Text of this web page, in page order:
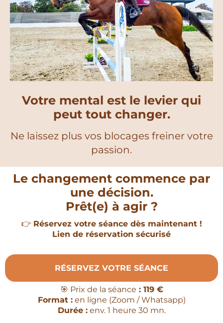
Votre mental est le levier qui
peut tout changer.
Ne laissez plus vos blocages freiner votre
passion.
Le changement commence par
une décision.
Prêt(e) à agir ?
👉 Réservez votre séance dès maintenant !
Lien de réservation sécurisé
RÉSERVEZ VOTRE SÉANCE
🎯 Prix de la séance : 119 €
Format :en ligne (Zoom / Whatsapp)
Durée :env. 1 heure 30 mn.